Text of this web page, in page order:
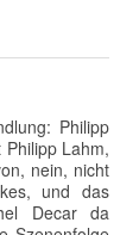
Philipp
Lahm,
nein, nicht
und das
Decar da